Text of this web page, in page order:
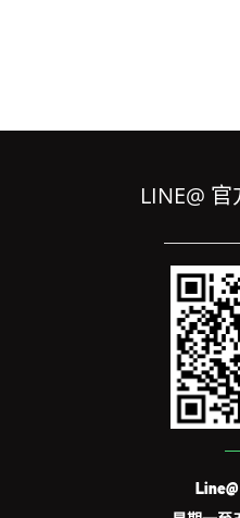
LINE@